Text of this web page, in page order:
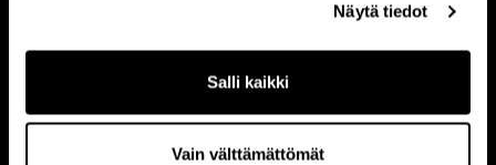
Näytä tiedot
Salli kaikki
Vain välttämättömät
s
ä
i
&
k
e
t
o
r
Ura